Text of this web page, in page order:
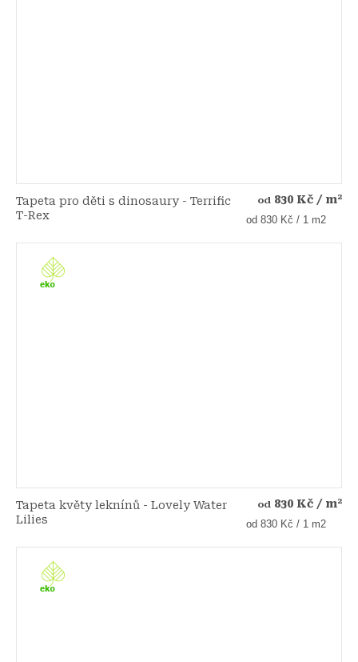
Tapeta pro děti s dinosaury - Terrific
T-Rex
od 830 Kč / m²
Měrná
od 830 Kč / 1 m2
Tapeta květy leknínů - Lovely Water
Lilies
od 830 Kč / m²
Měrná
od 830 Kč / 1 m2